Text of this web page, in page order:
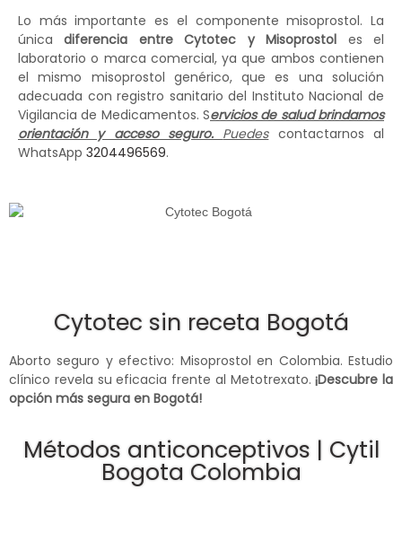
Lo más importante es el componente misoprostol. La
únicadiferencia entre Cytotec y Misoprostol es el
laboratorio o marca comercial, ya que ambos contienen
el mismo misoprostol genérico, que es una solución
adecuada con registro sanitario del Instituto Nacional de
Vigilancia de Medicamentos. Servicios de salud brindamos
orientación y acceso seguro. Puedescontactarnos al
WhatsApp 3204496569.
Cytotec sin receta Bogotá
Aborto seguro y efectivo: Misoprostol en Colombia. Estudio
clínico revela su eficacia frente al Metotrexato.¡Descubre la
opción más segura en Bogotá!
Métodos anticonceptivos | Cytil
Bogota Colombia